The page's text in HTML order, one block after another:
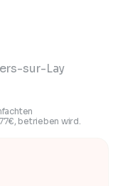
sur-Lay
betrieben wird.